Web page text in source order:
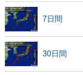
7日間
30日間